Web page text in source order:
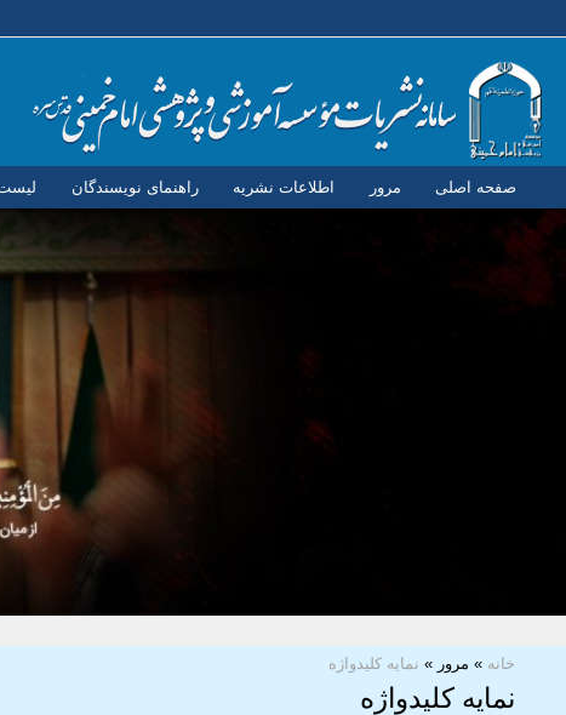
صفحه اصلی مرور اطلاعات نشریه راهنمای نویسندگان
شما اینجا هستید
خانه » مرور » نمایه کلیدواژه
نمایه کلیدواژه